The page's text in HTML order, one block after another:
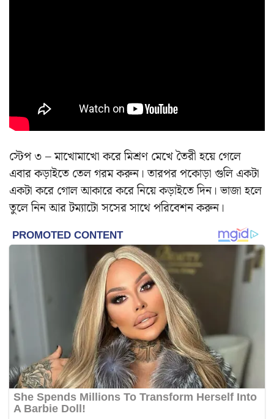
স্টেপ ৩ – মাখোমাখো করে মিশ্রণ মেখে তৈরী হয়ে গেলে
এবার কড়াইতে তেল গরম করুন। তারপর পকোড়া গুলি একটা
একটা করে গোল আকারে করে নিয়ে কড়াইতে দিন। ভাজা হলে
তুলে নিন আর টম্যাটো সসের সাথে পরিবেশন করুন।